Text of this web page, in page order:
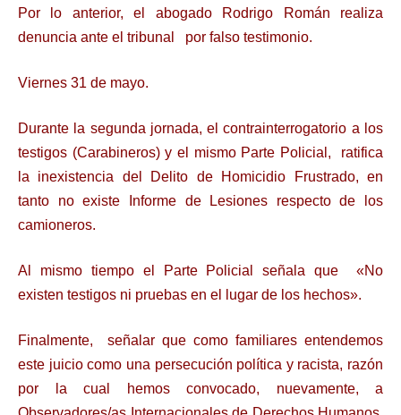
Por lo anterior, el abogado Rodrigo Román realiza
denuncia ante el tribunal por falso testimonio.
Viernes 31 de mayo.
Durante la segunda jornada, el contrainterrogatorio a los
testigos (Carabineros) y el mismo Parte Policial, ratifica
la inexistencia del Delito de Homicidio Frustrado, en
tanto no existe Informe de Lesiones respecto de los
camioneros.
Al mismo tiempo el Parte Policial señala que «No
existen testigos ni pruebas en el lugar de los hechos».
Finalmente, señalar que como familiares entendemos
este juicio como una persecución política y racista, razón
por la cual hemos convocado, nuevamente, a